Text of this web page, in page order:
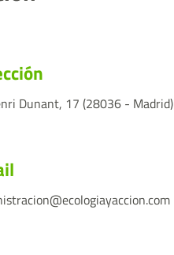
Dunant, 17 (28036 - Madrid)